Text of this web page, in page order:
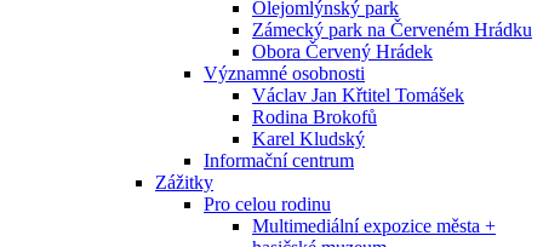
Olejomlýnský park
Zámecký park na Červeném Hrádku
Obora Červený Hrádek
Významné osobnosti
Václav Jan Křtitel Tomášek
Rodina Brokofů
Karel Kludský
Informační centrum
Zážitky
Pro celou rodinu
Multimediální expozice města +